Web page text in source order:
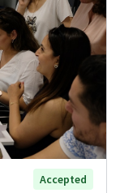
Accepted